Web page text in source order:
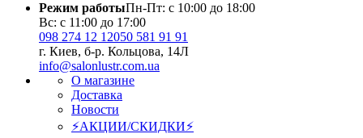
Режим работыПн-Пт: с 10:00 до 18:00
Вс: с 11:00 до 17:00
098 274 12 12050 581 91 91
г. Киев, б-р. Кольцова, 14Л
info@salonlustr.com.ua
О магазине
Доставка
Новости
⚡АКЦИИ/СКИДКИ⚡